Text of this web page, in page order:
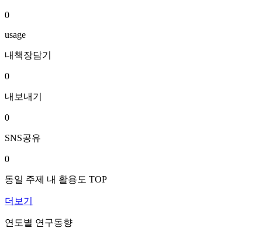
0
usage
내책장담기
0
내보내기
0
SNS공유
0
동일 주제 내 활용도 TOP
더보기
연도별 연구동향